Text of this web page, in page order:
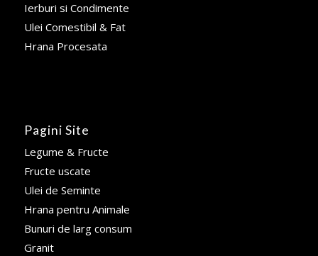
Ierburi si Condimente
Ulei Comestibil & Fat
Hrana Procesata
Pagini Site
Legume & Fructe
Fructe uscate
Ulei de Seminte
Hrana pentru Animale
Bunuri de larg consum
Granit